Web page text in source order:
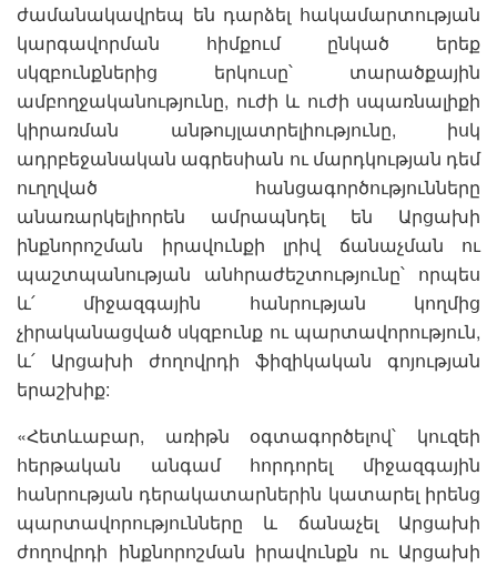
ժամանակավրեպ են դարձել հակամարտության
կարգավորման հիմքում ընկած երեք
սկզբունքներից երկուսը՝ տարածքային
ամբողջականությունը, ուժի և ուժի սպառնալիքի
կիրառման անթույլատրելիությունը, իսկ
ադրբեջանական ագրեսիան ու մարդկության դեմ
ուղղված հանցագործությունները
անառարկելիորեն ամրապնդել են Արցախի
ինքնորոշման իրավունքի լրիվ ճանաչման ու
պաշտպանության անհրաժեշտությունը՝ որպես
և՛ միջազգային հանրության կողմից
չիրականացված սկզբունք ու պարտավորություն,
և՛ Արցախի ժողովրդի ֆիզիկական գոյության
երաշխիք:
«Հետևաբար, առիթն օգտագործելով՝ կուզեի
հերթական անգամ հորդորել միջազգային
հանրության դերակատարներին կատարել իրենց
պարտավորությունները և ճանաչել Արցախի
ժողովրդի ինքնորոշման իրավունքն ու Արցախի